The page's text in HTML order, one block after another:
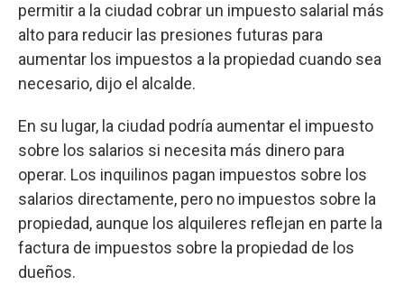
permitir a la ciudad cobrar un impuesto salarial más
alto para reducir las presiones futuras para
aumentar los impuestos a la propiedad cuando sea
necesario, dijo el alcalde.
En su lugar, la ciudad podría aumentar el impuesto
sobre los salarios si necesita más dinero para
operar. Los inquilinos pagan impuestos sobre los
salarios directamente, pero no impuestos sobre la
propiedad, aunque los alquileres reflejan en parte la
factura de impuestos sobre la propiedad de los
dueños.